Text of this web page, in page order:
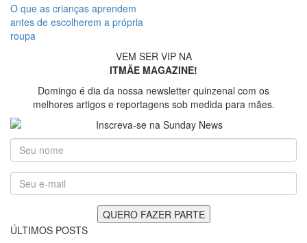
O que as crianças aprendem
antes de escolherem a própria
roupa
VEM SER VIP NA
ITMÃE MAGAZINE!
Domingo é dia da nossa newsletter quinzenal com os
melhores artigos e reportagens sob medida para mães.
ÚLTIMOS POSTS